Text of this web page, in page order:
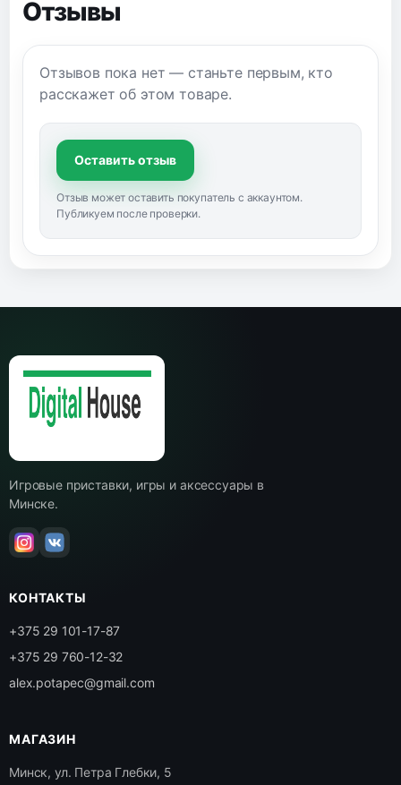
Отзывы
Отзывов пока нет — станьте первым, кто
расскажет об этом товаре.
Оставить отзыв
Отзыв может оставить покупатель с аккаунтом.
Публикуем после проверки.
Игровые приставки, игры и аксессуары в
Минске.
КОНТАКТЫ
+375 29 101-17-87
+375 29 760-12-32
alex.potapec@gmail.com
МАГАЗИН
Минск, ул. Петра Глебки, 5